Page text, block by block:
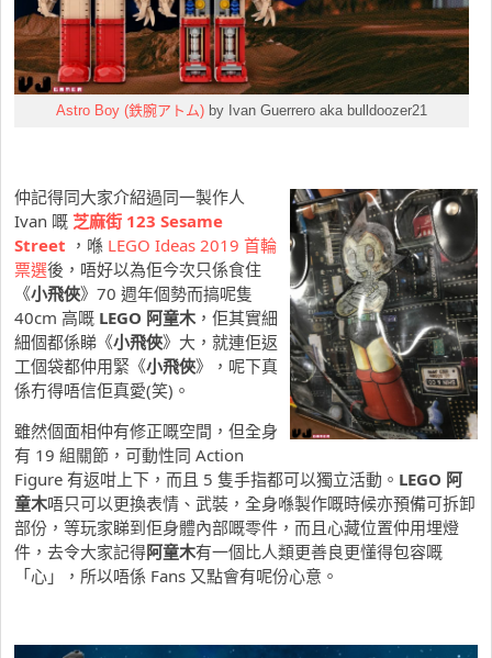
Astro Boy (鉄腕アトム)by Ivan Guerrero aka bulldoozer21
仲記得同大家介紹過同一製作人
Ivan 嘅 芝麻街 123 Sesame
Street ，喺 LEGO Ideas 2019 首輪
票選後，唔好以為佢今次只係食住
《小飛俠》70 週年個勢而搞呢隻
40cm 高嘅 LEGO 阿童木，佢其實細
細個都係睇《小飛俠》大，就連佢返
工個袋都仲用緊《小飛俠》，呢下真
係冇得唔信佢真愛(笑)。
雖然個面相仲有修正嘅空間，但全身
有 19 組關節，可動性同 Action
Figure 有返咁上下，而且 5 隻手指都可以獨立活動。 LEGO 阿
童木唔只可以更換表情、武裝，全身喺製作嘅時候亦預備可拆卸
部份，等玩家睇到佢身體內部嘅零件，而且心藏位置仲用埋燈
件，去令大家記得阿童木有一個比人類更善良更懂得包容嘅
「心」，所以唔係 Fans 又點會有呢份心意。